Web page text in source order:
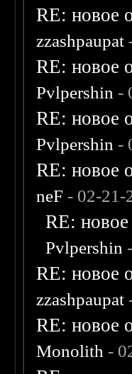
RE: новое
zzashpaupat
RE: новое
Pvlpershin -
RE: новое
Pvlpershin -
RE: новое
neF - 02-21-
RE:
Pvlpershin
RE: новое
zzashpaupat
RE: новое
Monolith -